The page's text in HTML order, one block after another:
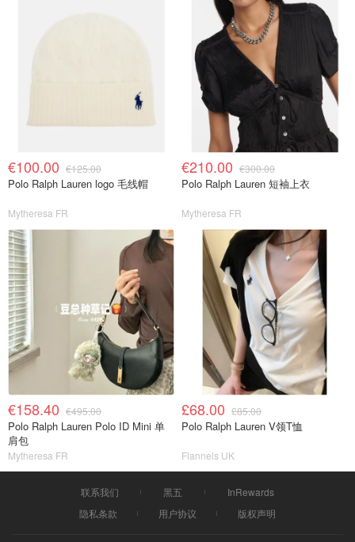
€100.00 €125.00
Polo Ralph Lauren logo 毛线帽
Mytheresa FR
€210.00 €300.00
Polo Ralph Lauren 短袖上衣
Mytheresa FR
€158.40 €495.00
Polo Ralph Lauren Polo ID Mini 单
肩包
Mytheresa FR
£68.00 £85.00
Polo Ralph Lauren V领T恤
Flannels UK
联系我们 黑五
InRewards
隐私条款
用户协议 版权声明